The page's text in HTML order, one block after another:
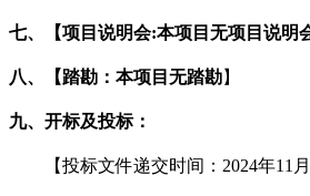
七、 【项目说明会:本项目无项目说明
八、 【踏勘 ： 本项目无踏勘】
九、 开标及投标：
【投标文件递交时间： 2024年11 月